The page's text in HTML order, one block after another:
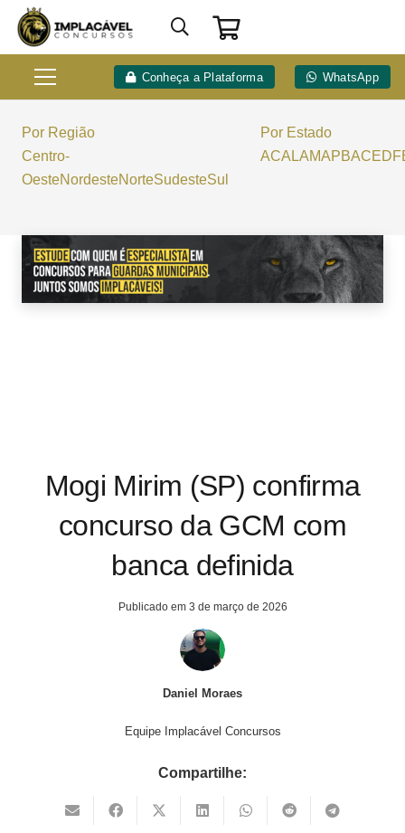
Conheça a Plataforma WhatsApp
Por Região
Centro-
OesteNordesteNorteSudesteSul
Por Estado
ACALAMAPBACEDF
Mogi Mirim (SP) confirma
concurso da GCM com
banca definida
Publicado em 3 de março de 2026
Daniel Moraes
Equipe Implacável Concursos
Compartilhe: